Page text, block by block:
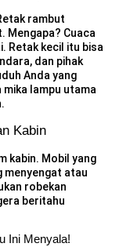
rambut
Mengapa? Cuaca
Retak kecil itu bisa
dan pihak
Anda yang
mika lampu utama
Kabin
kabin. Mobil yang
menyengat atau
robekan
beritahu
Ini Menyala!